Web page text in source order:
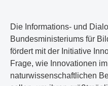
Die Informations- und
Bundesministeriums für
fördert mit der Initiative
Frage, wie Innovationen
naturwissenschaftlichen